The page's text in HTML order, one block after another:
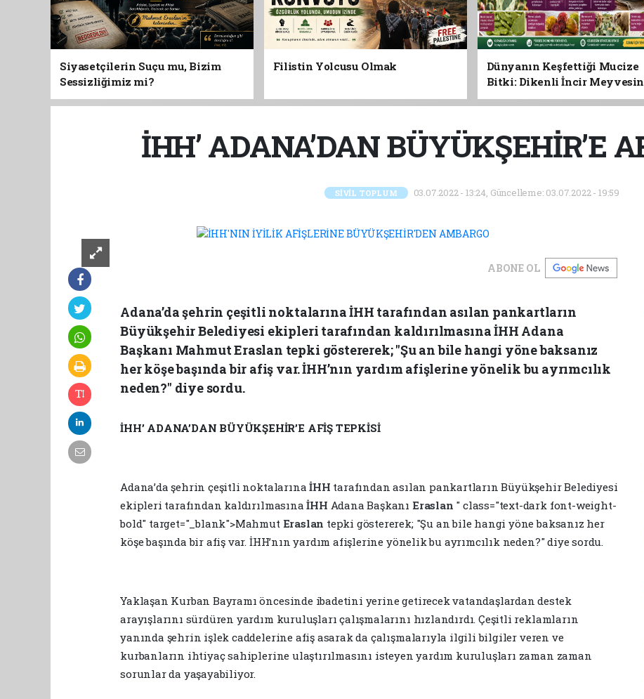
Siyasetçilerin Suçu mu, Bizim
Sessizliğimiz mi?
Filistin Yolcusu Olmak
Dünyanın Keşfettiği Mucize
Bitki: Dikenli İncir
Yaprağına Geleceğin Süper
İHH’ ADANA’DAN BÜYÜKŞEHİR’E
SİVİL TOPLUM 03.07.2022 - 13:24, Güncelleme: 03.07.2022 - 19:59
ABONE OL
Adana’da şehrin çeşitli noktalarına İHH tarafından asılan pankartların
Büyükşehir Belediyesi ekipleri tarafından kaldırılmasına İHH Adana
Başkanı Mahmut Eraslan tepki göstererek; "Şu an bile hangi yöne baksanız
her köşe başında bir afiş var. İHH’nın yardım afişlerine yönelik bu ayrımcılık
neden?" diye sordu.
İHH’ ADANA’DAN BÜYÜKŞEHİR’E AFİŞ TEPKİSİ
Adana’da şehrin çeşitli noktalarınaİHH tarafından asılan pankartların Büyükşehir Belediyesi
ekipleri tarafından kaldırılmasınaİHH Adana Başkanı Eraslan " class="text-dark font-weight-
bold" target="_blank">Mahmut Eraslan tepki göstererek; "Şu an bile hangi yöne baksanız her
köşe başında bir afiş var. İHH’nın yardım afişlerine yönelik bu ayrımcılık neden?" diye sordu.
Yaklaşan Kurban Bayramı öncesinde ibadetini yerine getirecek vatandaşlardan destek
arayışlarını sürdüren yardım kuruluşları çalışmalarını hızlandırdı. Çeşitli reklamların
yanında şehrin işlek caddelerine afiş asarak da çalışmalarıyla ilgili bilgiler veren ve
kurbanların ihtiyaç sahiplerine ulaştırılmasını isteyen yardım kuruluşları zaman zaman
sorunlar da yaşayabiliyor.